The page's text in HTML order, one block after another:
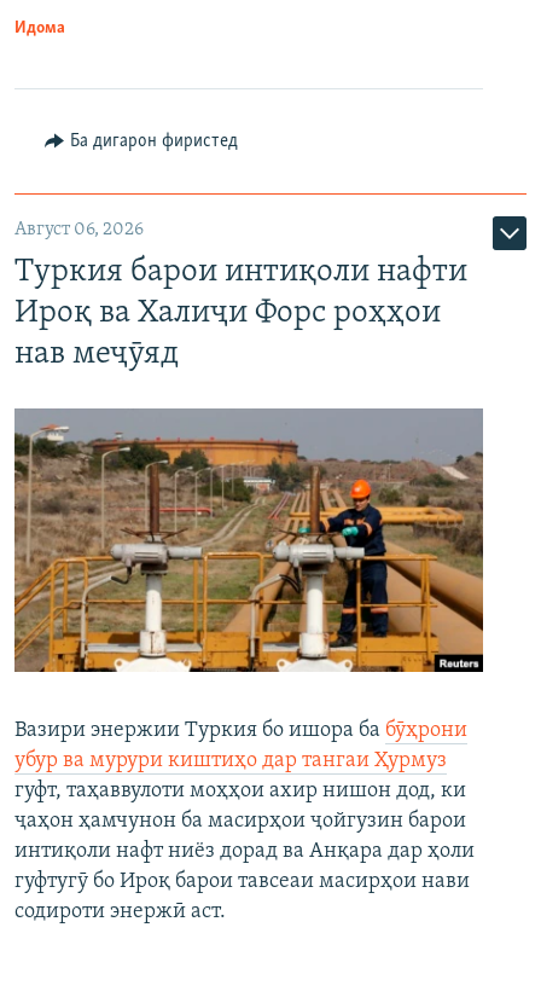
Идома
Ба дигарон фиристед
Август 06, 2026
Туркия барои интиқоли нафти
Ироқ ва Халиҷи Форс роҳҳои
нав меҷӯяд
Вазири энержии Туркия бо ишора ба бӯҳрони
убур ва мурури киштиҳо дар тангаи Ҳурмуз
гуфт, таҳаввулоти моҳҳои ахир нишон дод, ки
ҷаҳон ҳамчунон ба масирҳои ҷойгузин барои
интиқоли нафт ниёз дорад ва Анқара дар ҳоли
гуфтугӯ бо Ироқ барои тавсеаи масирҳои нави
содироти энержӣ аст.